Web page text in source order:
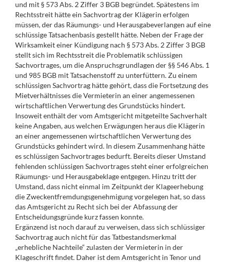
und mit § 573 Abs. 2 Ziffer 3 BGB begründet. Spätestens im
Rechtsstreit hätte ein Sachvortrag der Klägerin erfolgen
müssen, der das Räumungs- und Herausgabeverlangen auf eine
schlüssige Tatsachenbasis gestellt hätte. Neben der Frage der
Wirksamkeit einer Kündigung nach § 573 Abs. 2 Ziffer 3 BGB
stellt sich im Rechtsstreit die Problematik schlüssigen
Sachvortrages, um die Anspruchsgrundlagen der §§ 546 Abs. 1
und 985 BGB mit Tatsachenstoff zu unterfüttern. Zu einem
schlüssigen Sachvortrag hätte gehört, dass die Fortsetzung des
Mietverhältnisses die Vermieterin an einer angemessenen
wirtschaftlichen Verwertung des Grundstücks hindert.
Insoweit enthält der vom Amtsgericht mitgeteilte Sachverhalt
keine Angaben, aus welchen Erwägungen heraus die Klägerin
an einer angemessenen wirtschaftlichen Verwertung des
Grundstücks gehindert wird. In diesem Zusammenhang hätte
es schlüssigen Sachvortrages bedurft. Bereits dieser Umstand
fehlenden schlüssigen Sachvortrages steht einer erfolgreichen
Räumungs- und Herausgabeklage entgegen. Hinzu tritt der
Umstand, dass nicht einmal im Zeitpunkt der Klageerhebung
die Zweckentfremdungsgenehmigung vorgelegen hat, so dass
das Amtsgericht zu Recht sich bei der Abfassung der
Entscheidungsgründe kurz fassen konnte.
Ergänzend ist noch darauf zu verweisen, dass sich schlüssiger
Sachvortrag auch nicht für das Tatbestandsmerkmal
„erhebliche Nachteile“ zulasten der Vermieterin in der
Klageschrift findet. Daher ist dem Amtsgericht in Tenor und